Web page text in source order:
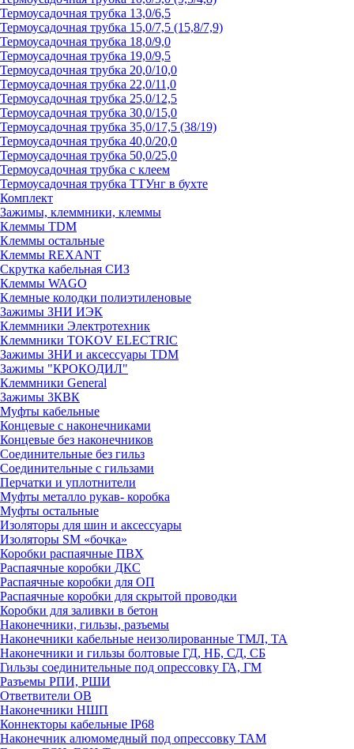
Термоусадочная трубка 13,0/6,5
Термоусадочная трубка 15,0/7,5 (15,8/7,9)
Термоусадочная трубка 18,0/9,0
Термоусадочная трубка 19,0/9,5
Термоусадочная трубка 20,0/10,0
Термоусадочная трубка 22,0/11,0
Термоусадочная трубка 25,0/12,5
Термоусадочная трубка 30,0/15,0
Термоусадочная трубка 35,0/17,5 (38/19)
Термоусадочная трубка 40,0/20,0
Термоусадочная трубка 50,0/25,0
Термоусадочная трубка с клеем
Термоусадочная трубка ТТУнг в бухте
Комплект
Зажимы, клеммники, клеммы
Клеммы TDM
Клеммы остальные
Клеммы REXANT
Скрутка кабельная СИЗ
Клеммы WAGO
Клемные колодки полиэтиленовые
Зажимы ЗНИ ИЭК
Клеммники Электротехник
Клеммники TOKOV ELECTRIC
Зажимы ЗНИ и аксессуары TDM
Зажимы "КРОКОДИЛ"
Клеммники General
Зажимы 3КВК
Муфты кабельные
Концевые с наконечниками
Концевые без наконечников
Соединительные без гильз
Соединительные с гильзами
Перчатки и уплотнители
Муфты металло рукав- коробка
Муфты остальные
Изоляторы для шин и аксессуары
Изоляторы SM «бочка»
Коробки распаячные ПВХ
Распаячные коробки ДКС
Распаячные коробки для ОП
Распаячные коробки для скрытой проводки
Коробки для заливки в бетон
Наконечники, гильзы, разъемы
Наконечники кабельные неизолированные ТМЛ, ТА
Наконечники и гильзы болтовые ГД, НБ, СД, СБ
Гильзы соединительные под опрессовку ГА, ГМ
Разъемы РПИ, РШИ
Ответвители ОВ
Наконечники НШП
Коннекторы кабельные IP68
Наконечник алюмомедный под опрессовку ТАМ